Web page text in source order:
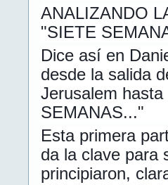
ANALIZANDO
"SIETE
Dice así en
desde la salida
Jerusalem
SEMANAS..."
Esta primera
da la clave para
principiaron,